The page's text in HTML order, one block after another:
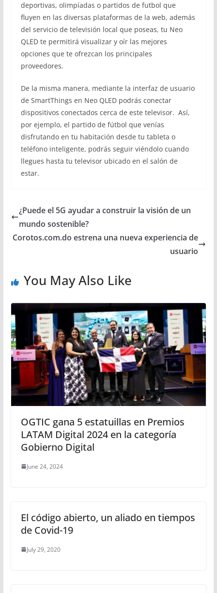
deportivas, olimpíadas o partidos de futbol que
fluyen en las diversas plataformas de la web, además
del servicio de televisión local que poseas, tu Neo
QLED te permitirá visualizar y oír las mejores
opciones que te ofrezcan los principales
proveedores.
De la misma manera, mediante la interfaz de usuario
de SmartThings en Neo QLED podrás conectar
dispositivos conectados cerca de este televisor. Así,
por ejemplo, el partido de fútbol que venías
disfrutando en tu habitación desde tu tableta o
teléfono inteligente, podrás seguir viéndolo cuando
llegues hasta tu televisor ubicado en el salón de
estar.
¿Puede el 5G ayudar a construir la visión de un
mundo sostenible?
Corotos.com.do estrena una nueva experiencia de
usuario
You May Also Like
OGTIC gana 5 estatuillas en Premios
LATAM Digital 2024 en la categoría
Gobierno Digital
June 24, 2024
El código abierto, un aliado en tiempos
de Covid-19
July 29, 2020